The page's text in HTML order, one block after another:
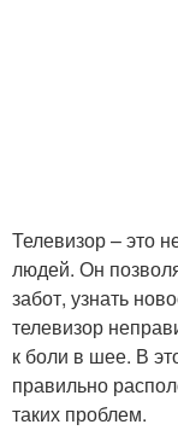
Телевизор – это
людей. Он
забот, узнать
телевизор
к боли в шее. В
правильно
таких проблем.